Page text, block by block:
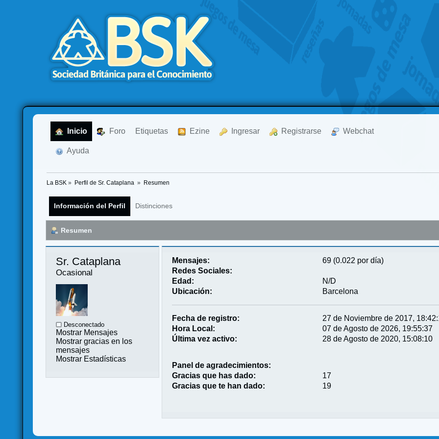
Inicio Foro Etiquetas Ezine Ingresar Registrarse Webchat
Ayuda
La BSK » Perfil de Sr. Cataplana » Resumen
Información del Perfil Distinciones
Resumen
Sr. Cataplana
Ocasional
Desconectado
Mostrar Mensajes
Mostrar gracias en los
mensajes
Mostrar Estadísticas
Mensajes:
69 (0.022 por día)
Redes Sociales:
Edad:
N/D
Ubicación:
Barcelona
Fecha de registro:
27 de Noviembre de 2017,
Hora Local:
07 de Agosto de 2026, 19:55:37
Última vez activo:
28 de Agosto de 2020, 15:08:10
Panel de agradecimientos:
Gracias que has dado:
17
Gracias que te han dado:
19